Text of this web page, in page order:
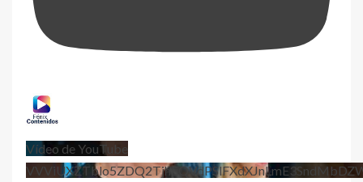
Vídeo de YouTube